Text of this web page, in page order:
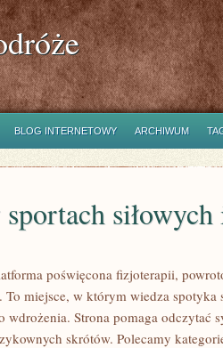
BLOG INTERNETOWY ARCHIWUM
poświęcona fizjoterapii,
To miejsce, w którym wiedza spotyka
wdrożenia. Strona pomaga odczytać
skrótów. Polecamy